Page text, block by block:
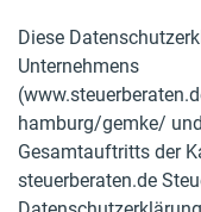
Diese
Unternehmens
hamburg/gemke/
Gesamtauftritts der
steuerberaten.de